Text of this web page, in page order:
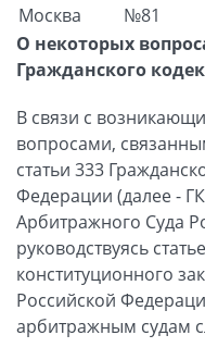
Москва
№81
О некоторых
Гражданского
В связи с
вопросами,
статьи 333
Федерации (далее -
Арбитражного Суда
руководствуясь
конституционного
Российской
арбитражным судам